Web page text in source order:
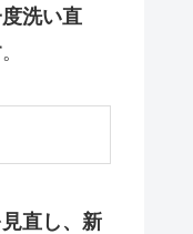
洗い直
。
直し、新